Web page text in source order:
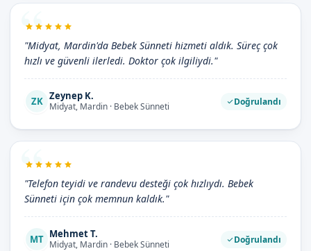
"Midyat, Mardin'da Bebek Sünneti hizmeti aldık. Süreç çok
hızlı ve güvenli ilerledi. Doktor çok ilgiliydi."
ZK Zeynep K.
Midyat, Mardin · Bebek Sünneti Doğrulandı
"Telefon teyidi ve randevu desteği çok hızlıydı. Bebek
Sünneti için çok memnun kaldık."
MT Mehmet T.
Midyat, Mardin · Bebek Sünneti Doğrulandı